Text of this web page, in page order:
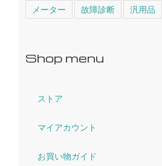
メーター
故障診断 汎用品
Shop menu
ストア
マイアカウント
お買い物ガイド